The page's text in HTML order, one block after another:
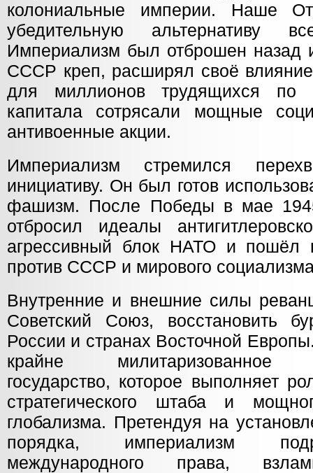
колониальные империи. Наше
убедительную альтернативу
Империализм был отброшен назад
СССР креп, расширял своё
для миллионов трудящихся по
капитала сотрясали мощные
антивоенные акции.
Империализм стремился
инициативу. Он был готов
фашизм. После Победы в мае
отбросил идеалы
агрессивный блок НАТО и пошёл
против СССР и мирового
Внутренние и внешние силы
Советский Союз, восстановить
России и странах Восточной
крайне милитаризованное
государство, которое выполняет
стратегического штаба и
глобализма. Претендуя на
порядка, империализм
международного права,